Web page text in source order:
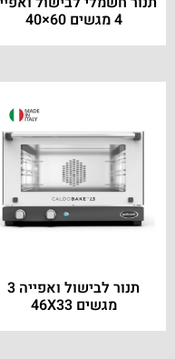
תנור לבישול ואפייה 3
מגשים 46X33